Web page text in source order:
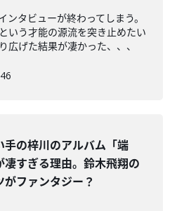
タビューが終わってしまう。
いう才能の源流を突き止めたい
広げた結果が凄かった、、、
の梓川のアルバム「端
凄すぎる理由。鈴木飛翔の
がファンタジー？